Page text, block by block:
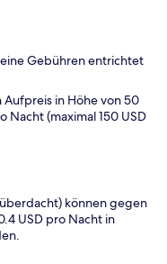
Gebühren entrichtet
in Höhe von 50
Nacht (maximal 150 USD
können gegen
USD pro Nacht in